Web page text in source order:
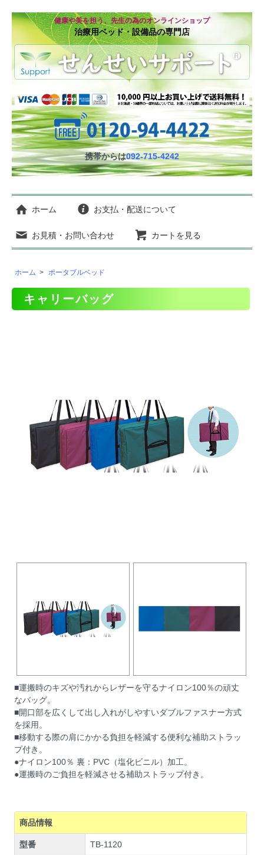
健康や美を担う、先生の為のオンラインショップ
治療用ベッド・設備品の専門店
携帯からは092-715-4242
ホーム お支払・配送について
お見積・お問い合わせ カートを見る
ホーム > ポータブルベッド
キャリーバッグ
■運搬時のキズや汚れからレザーを守るナイロン100％の頑丈
なバッグ。
■開口部を広くして出し入れがしやすいダブルファスナー方式
を採用。
■移動する際の肩にかかる負担を軽減する便利な補助ストラッ
プ付き。
●ナイロン100％ 裏：PVC（塩化ビニル）加工。
●運搬時のご負担を軽減させる補助ストラップ付き。
商品情報
型番 TB-1120